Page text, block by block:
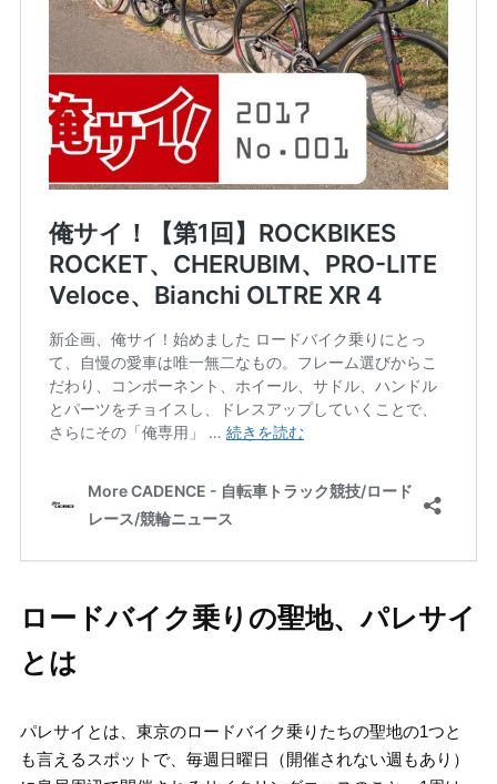
ロードバイク乗りの聖地、パレサイ
とは
パレサイとは、東京のロードバイク乗りたちの聖地の1つと
も言えるスポットで、毎週日曜日（開催されない週もあり）